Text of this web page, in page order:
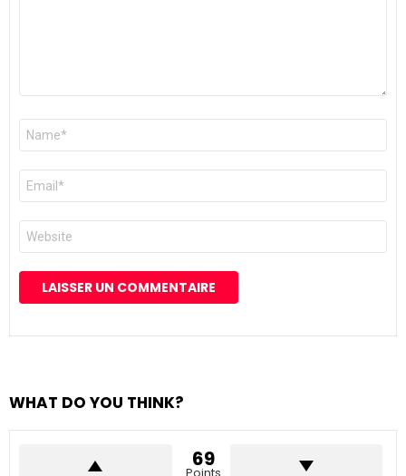
Nom
E-
mail
*
Site
web
WHAT DO YOU THINK?
69
Points